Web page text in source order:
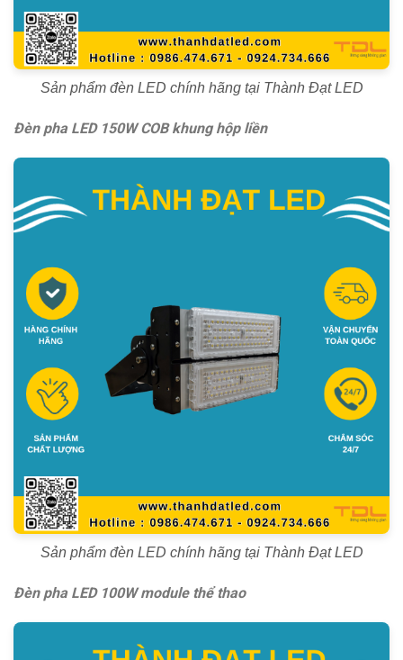
Sản phẩm đèn LED chính hãng tại Thành Đạt LED
Đèn pha LED 150W COB khung hộp liền
Sản phẩm đèn LED chính hãng tại Thành Đạt LED
Đèn pha LED 100W module thể thao